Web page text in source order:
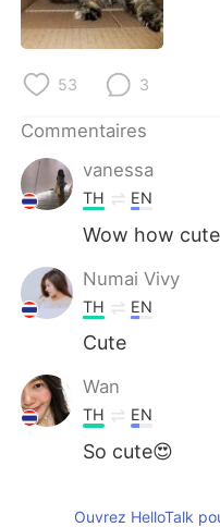
Português
53 3
Commentaires
vanessa
TH EN
Wow how​
Numai Vivy
TH EN
Cute
Wan
TH EN
So cute😍
Ouvrez HelloTalk